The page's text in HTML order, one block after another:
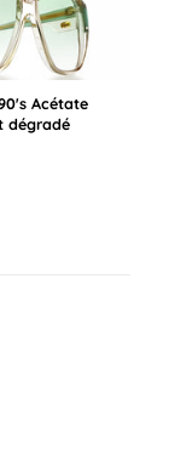
Acétate
dégradé